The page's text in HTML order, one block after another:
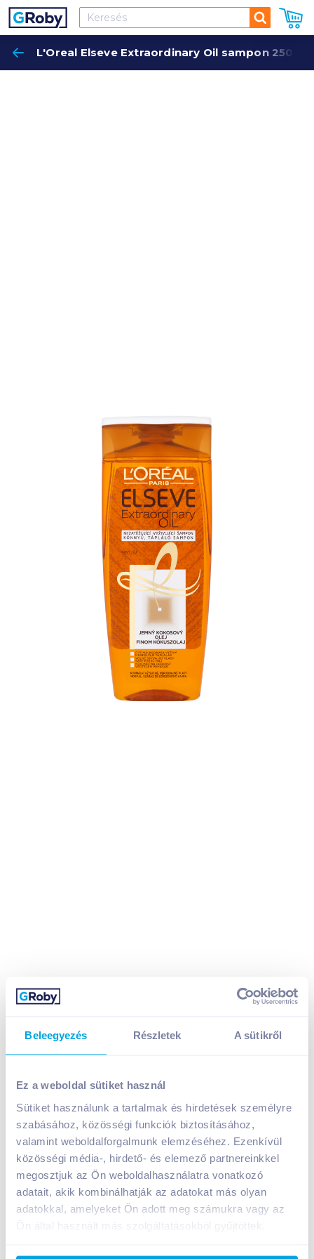
Beleegyezés Részletek A sütikről
Ez a weboldal sütiket használ
Sütiket használunk a tartalmak és hirdetések személyre
szabásához, közösségi funkciók biztosításához,
valamint weboldalforgalmunk elemzéséhez. Ezenkívül
közösségi média-, hirdető- és elemező partnereinkkel
megosztjuk az Ön weboldalhasználatra vonatkozó
adatait, akik kombinálhatják az adatokat más olyan
adatokkal, amelyeket Ön adott meg számukra vagy az
Ön által használt más szolgáltatásokból gyűjtöttek.
Keresés
L'Oreal Elseve Extraordinary Oil sampon 250
849Ft /
Egységár: 4 245Ft /liter
Nettó eladási ár: 669Ft /db(27% áfa)
KosárbaKosárba
A termék jelenleg nem elérhető